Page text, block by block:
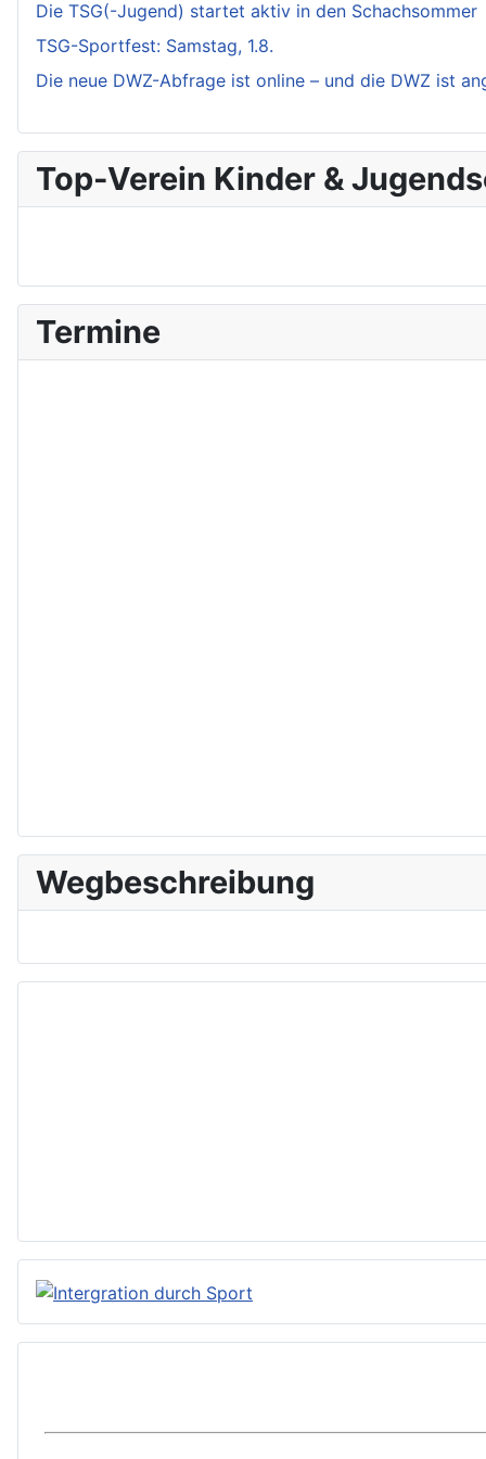
Die TSG(-Jugend) startet aktiv in den Schachsommer
TSG-Sportfest: Samstag, 1.8.
Die neue DWZ-Abfrage ist online – und die DWZ ist
Top-Verein Kinder &
Termine
Wegbeschreibung